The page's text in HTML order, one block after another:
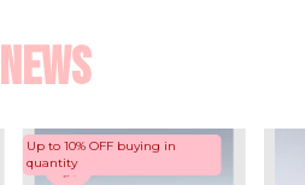
News
Up to 10% OFF buying in
quantity